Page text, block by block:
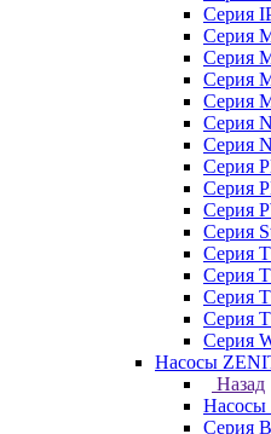
Серия
Серия
Серия
Серия
Серия
Серия
Серия
Серия
Серия
Серия
Серия
Серия
Серия
Серия
Серия
Серия
Насосы
Назад
Серия